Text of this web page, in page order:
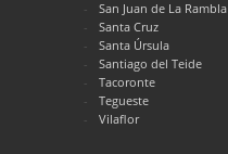
San Juan de La Rambla
Santa Cruz
Santa Úrsula
Santiago del Teide
Tacoronte
Tegueste
Vilaflor